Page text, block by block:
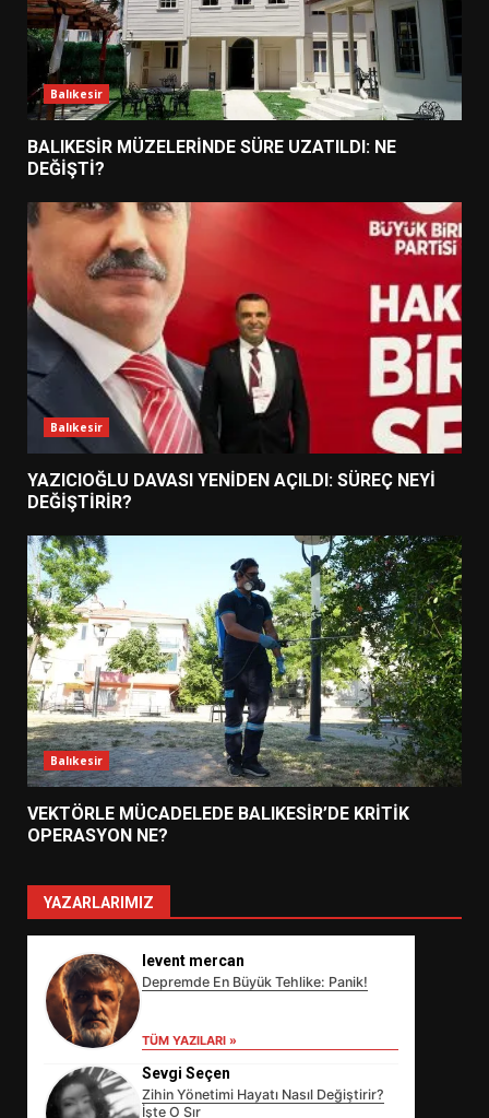
Balıkesir
BALIKESİR MÜZELERİNDE SÜRE UZATILDI: NE
DEĞİŞTİ?
Balıkesir
YAZICIOĞLU DAVASI YENİDEN AÇILDI: SÜREÇ NEYİ
DEĞİŞTİRİR?
Balıkesir
VEKTÖRLE MÜCADELEDE BALIKESİR’DE KRİTİK
OPERASYON NE?
YAZARLARIMIZ
levent mercan
Depremde En Büyük Tehlike: Panik!
TÜM YAZILARI »
Sevgi Seçen
Zihin Yönetimi Hayatı Nasıl Değiştirir?
İşte O Sır